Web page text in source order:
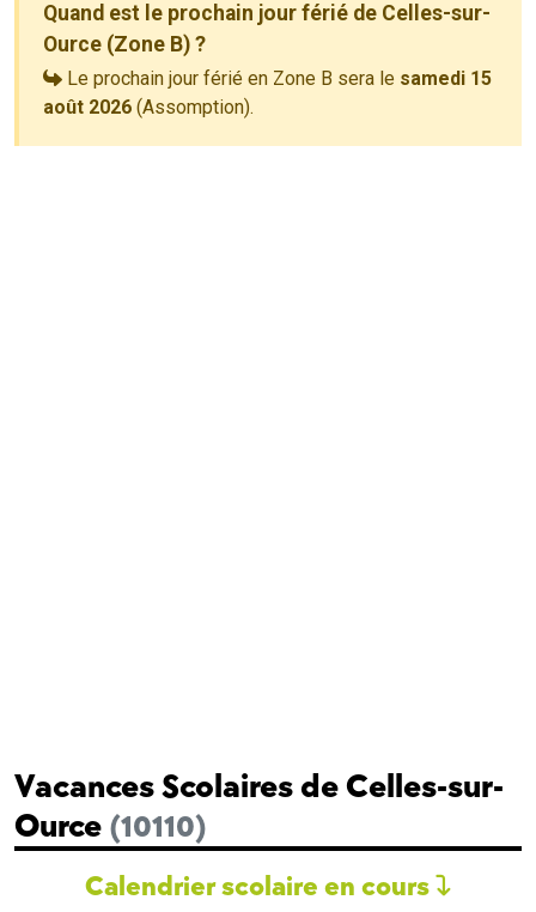
Quand est le prochain jour férié de Celles-sur-
Ource (Zone B) ?
Le prochain jour férié en Zone B sera le samedi 15
août 2026 (Assomption).
Vacances Scolaires de Celles-sur-
Ource (10110)
Calendrier scolaire en cours